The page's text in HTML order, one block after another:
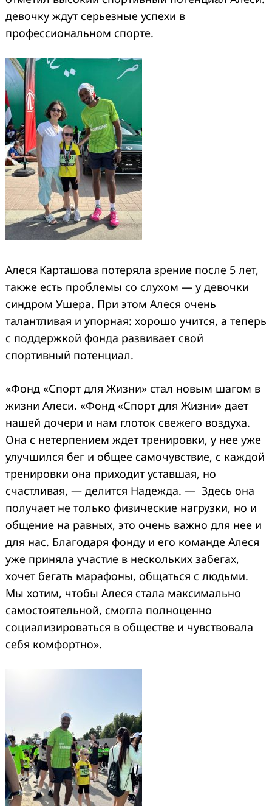
девочку ждут серьезные успехи в
профессиональном спорте.
Алеся Карташова потеряла зрение после 5 лет,
также есть проблемы со слухом — у девочки
синдром Ушера. При этом Алеся очень
талантливая и упорная: хорошо учится, а теперь
с поддержкой фонда развивает свой
спортивный потенциал.
«Фонд «Спорт для Жизни» стал новым шагом в
жизни Алеси. «Фонд «Спорт для Жизни» дает
нашей дочери и нам глоток свежего воздуха.
Она с нетерпением ждет тренировки, у нее уже
улучшился бег и общее самочувствие, с каждой
тренировки она приходит уставшая, но
счастливая, — делится Надежда. — Здесь она
получает не только физические нагрузки, но и
общение на равных, это очень важно для нее и
для нас. Благодаря фонду и его команде Алеся
уже приняла участие в нескольких забегах,
хочет бегать марафоны, общаться с людьми.
Мы хотим, чтобы Алеся стала максимально
самостоятельной, смогла полноценно
социализироваться в обществе и чувствовала
себя комфортно».